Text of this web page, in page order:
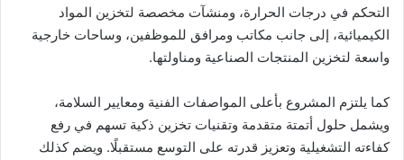
التحكم في درجات الحرارة، ومنشآت مخصصة لتخزين المواد
الكيميائية، إلى جانب مكاتب ومرافق للموظفين، وساحات خارجية
واسعة لتخزين المنتجات الصناعية ومناولتها.
كما يلتزم المشروع بأعلى المواصفات الفنية ومعايير السلامة،
ويشمل حلول أتمتة متقدمة وتقنيات تخزين ذكية تسهم في رفع
كفاءته التشغيلية وتعزيز قدرته على التوسع مستقبلًا. ويضم كذلك